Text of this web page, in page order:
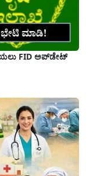
FID ಅಪ್‌ಡೇಟ್